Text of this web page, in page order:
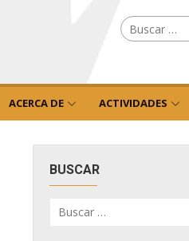
Buscar
por:
ACERCA DE ACTIVIDADES
BUSCAR
por: